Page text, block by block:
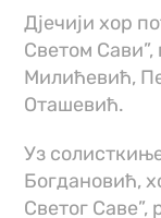
Д‌јечији хор
Светом
Милићевић,
Оташевић.
Уз
Богдановић,
Светог Саве”,